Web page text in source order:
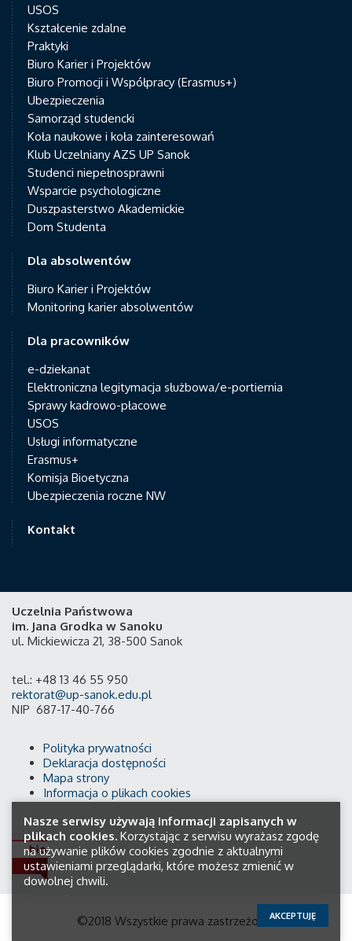
USOS
Kształcenie zdalne
Praktyki
Biuro Karier i Projektów
Biuro Promocji i Współpracy (Erasmus+)
Ubezpieczenia
Samorząd studencki
Koła naukowe i koła zainteresowań
Klub Uczelniany AZS UP Sanok
Studenci niepełnosprawni
Wsparcie psychologiczne
Duszpasterstwo Akademickie
Dom Studenta
Dla absolwentów
Biuro Karier i Projektów
Monitoring karier absolwentów
Dla pracowników
e-dziekanat
Elektroniczna legitymacja służbowa/e-portiernia
Sprawy kadrowo-płacowe
USOS
Usługi informatyczne
Erasmus+
Komisja Bioetyczna
Ubezpieczenia roczne NW
Kontakt
Uczelnia Państwowa
im. Jana Grodka w Sanoku
ul. Mickiewicza 21, 38-500 Sanok
tel.: +48 13 46 55 950
rektorat@up-sanok.edu.pl
NIP 687-17-40-766
Polityka prywatności
Deklaracja dostępności
Mapa strony
Informacja o plikach cookies
©2018 Wszystkie prawa zastrzeżone.
Nasze serwisy używają informacji zapisanych w
plikach cookies. Korzystając z serwisu wyrażasz zgodę
na używanie plików cookies zgodnie z aktualnymi
ustawieniami przeglądarki, które możesz zmienić w
dowolnej chwili.
AKCEPTUJĘ